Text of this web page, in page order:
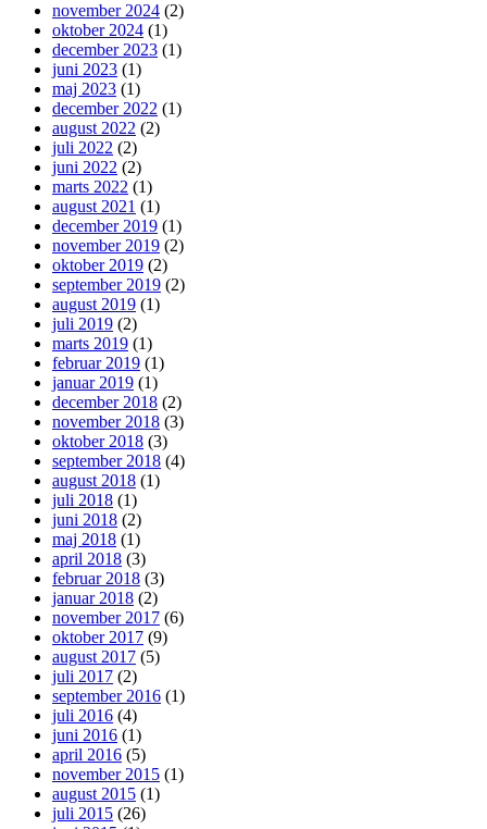
november 2024 (2)
oktober 2024 (1)
december 2023 (1)
juni 2023 (1)
maj 2023 (1)
december 2022 (1)
august 2022 (2)
juli 2022 (2)
juni 2022 (2)
marts 2022 (1)
august 2021 (1)
december 2019 (1)
november 2019 (2)
oktober 2019 (2)
september 2019 (2)
august 2019 (1)
juli 2019 (2)
marts 2019 (1)
februar 2019 (1)
januar 2019 (1)
december 2018 (2)
november 2018 (3)
oktober 2018 (3)
september 2018 (4)
august 2018 (1)
juli 2018 (1)
juni 2018 (2)
maj 2018 (1)
april 2018 (3)
februar 2018 (3)
januar 2018 (2)
november 2017 (6)
oktober 2017 (9)
august 2017 (5)
juli 2017 (2)
september 2016 (1)
juli 2016 (4)
juni 2016 (1)
april 2016 (5)
november 2015 (1)
august 2015 (1)
juli 2015 (26)